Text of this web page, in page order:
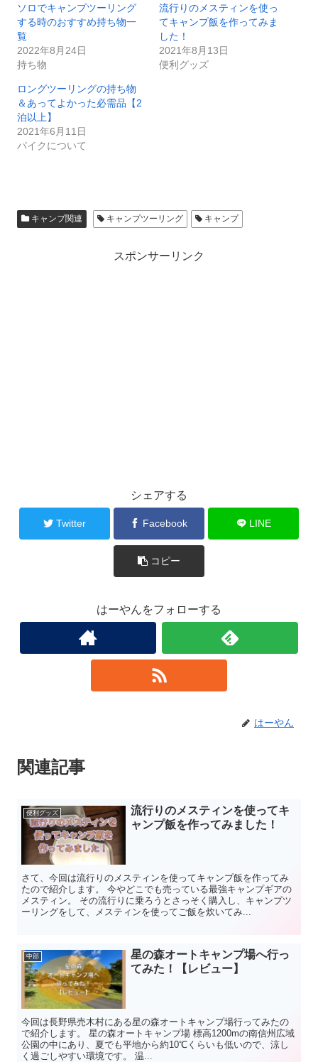
ソロでキャンプツーリング
する時のおすすめ持ち物一
覧
2022年8月24日
持ち物
流行りのメスティンを使っ
てキャンプ飯を作ってみま
した！
2021年8月13日
便利グッズ
ロングツーリングの持ち物
＆あってよかった必需品【2
泊以上】
2021年6月11日
バイクについて
キャンプ関連 キャンプツーリング キャンプ
スポンサーリンク
シェアする
Twitter Facebook LINE
コピー
はーやんをフォローする
はーやん
関連記事
便利グッズ
流行りのメスティンを使ってキ
ャンプ飯を作ってみました！
さて、今回は流行りのメスティンを使ってキャンプ飯を作ってみ
たので紹介します。 今やどこでも売っている最強キャンプギアの
メスティン。 その流行りに乗ろうとさっそく購入し、キャンプツ
ーリングをして、メスティンを使ってご飯を炊いてみ...
中部
星の森オートキャンプ場へ行っ
てみた！【レビュー】
今回は長野県売木村にある星の森オートキャンプ場行ってみたの
で紹介します。 星の森オートキャンプ場 標高1200mの南信州広域
公園の中にあり、夏でも平地から約10℃くらいも低いので、涼し
く過ごしやすい環境です。 温...